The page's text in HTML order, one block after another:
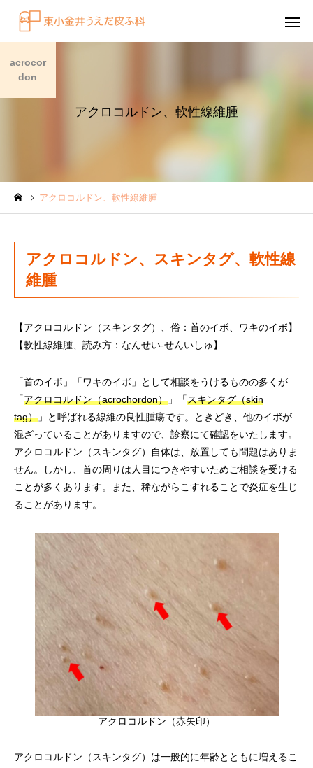
水虫（足白癬）を放置する
円形脱毛症になぜ「光
～エキシマライト（紫
アクロコルドン、軟性線維腫
acrocor
don
アクロコルドン、軟性線維腫
アクロコルドン、スキンタグ、軟性線
維腫
【アクロコルドン（スキンタグ）、俗：首のイボ、ワキのイボ】
【軟性線維腫、読み方：なんせい-せんいしゅ】
「首のイボ」「ワキのイボ」として相談をうけるものの多くが
「アクロコルドン（acrochordon） 」「スキンタグ（skin
tag） 」と呼ばれる線維の良性腫瘍です。ときどき、他のイボが
混ざっていることがありますので、診察にて確認をいたします。
アクロコルドン（スキンタグ）自体は、放置しても問題はありま
せん。しかし、首の周りは人目につきやすいためご相談を受ける
ことが多くあります。また、稀ながらこすれることで炎症を生じ
ることがあります。
アクロコルドン（赤矢印）
アクロコルドン（スキンタグ）は一般的に年齢とともに増えるこ